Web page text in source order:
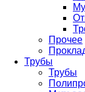
Прочее
Трубы
Трубы